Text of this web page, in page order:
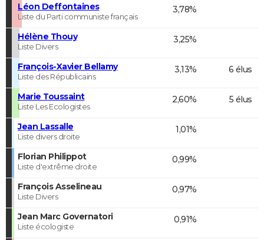
Léon Deffontaines
Liste du Parti communiste français
3,78%
Hélène Thouy
Liste Divers
3,25%
François-Xavier Bellamy
Liste des Républicains
3,13% 6 élus
Marie Toussaint
Liste Les Ecologistes
2,60% 5 élus
Jean Lassalle
Liste divers droite
1,01%
Florian Philippot
Liste d'extrême droite
0,99%
François Asselineau
Liste Divers
0,97%
Jean Marc Governatori
Liste écologiste
0,91%